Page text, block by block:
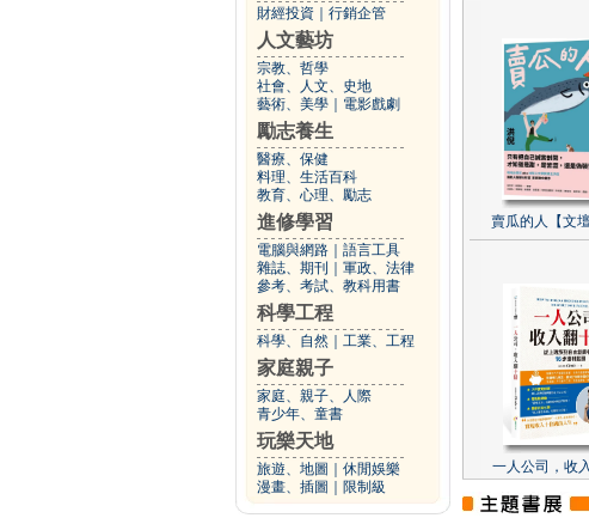
財經投資 行銷企管
人文藝坊
宗教、哲學
社會、人文、史地
藝術、美學
電影戲劇
勵志養生
醫療、保健
料理、生活百科
教育、心理、勵志
進修學習
電腦與網路
語言工具
雜誌、期刊
軍政、法律
參考、考試、教科用書
科學工程
科學、自然 工業、工程
家庭親子
家庭、親子、人際
青少年、童書
玩樂天地
旅遊、地圖
休閒娛樂
漫畫、插圖
限制級
賣瓜的人【文
一人公司，收